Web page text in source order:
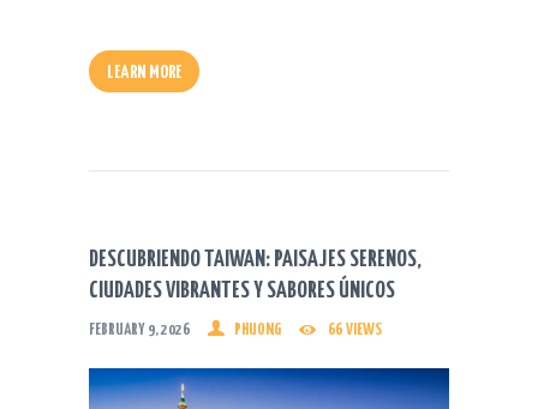
LEARN MORE
DESCUBRIENDO TAIWAN: PAISAJES SERENOS,
CIUDADES VIBRANTES Y SABORES ÚNICOS
FEBRUARY 9, 2026 PHUONG 66 VIEWS